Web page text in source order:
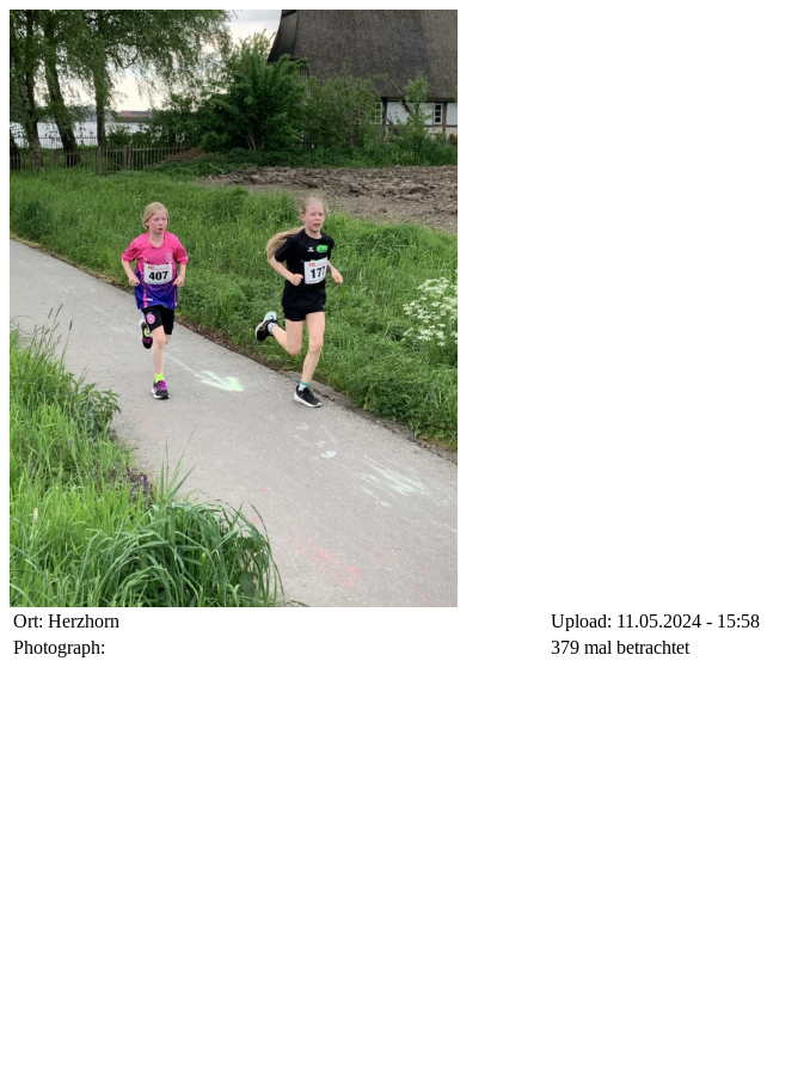
Ort: Herzhorn
Upload: 11.05.2024 - 15:58
Photograph:
379 mal betrachtet